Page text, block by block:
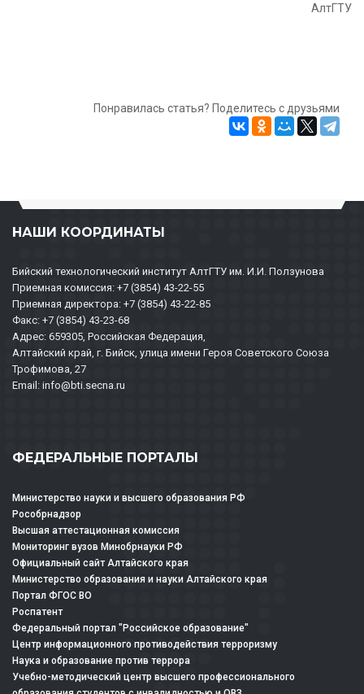
АлтГТУ
Понравилась статья? Поделитесь с друзьями
НАШИ КООРДИНАТЫ
Бийский технологический институт АлтГТУ им. И.И. Ползунова
Приемная комиссия: +7 (3854) 43-22-55
Приемная директора: +7 (3854) 43-22-85
Факс: +7 (3854) 43-23-68
Адрес: 659305, Российская Федерация,
Алтайский край, г. Бийск, улица имени Героя Советского Союза
Трофимова, 27
Email: info@bti.secna.ru
ФЕДЕРАЛЬНЫЕ ПОРТАЛЫ
Министерство науки и высшего образования РФ
Рособрнадзор
Высшая аттестационная комиссия
Мониторинг вузов Минобрнауки РФ
Официальный сайт Алтайского края
Министерство образования и науки Алтайского края
Портал ФГОС ВО
Роспатент
Федеральный портал "Российское образование"
Центр информационного противодействия терроризму
Наука и образование против террора
Учебно-методический центр высшего профессионального